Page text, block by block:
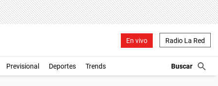
En vivo Radio La Red
Previsional Deportes Trends